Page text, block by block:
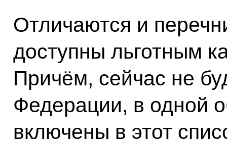
Отличаются и
доступны льготным
Причём, сейчас не
Федерации, в одной
включены в этот